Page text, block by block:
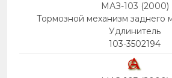
МАЗ-103 (2000)
Тормозной механизм заднего
Удлинитель
103-3502194